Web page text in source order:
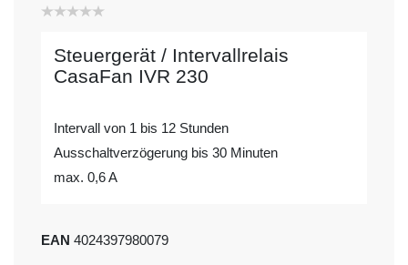
Steuergerät / Intervallrelais
CasaFan IVR 230
Intervall von 1 bis 12 Stunden
Ausschaltverzögerung bis 30 Minuten
max. 0,6 A
EAN 4024397980079